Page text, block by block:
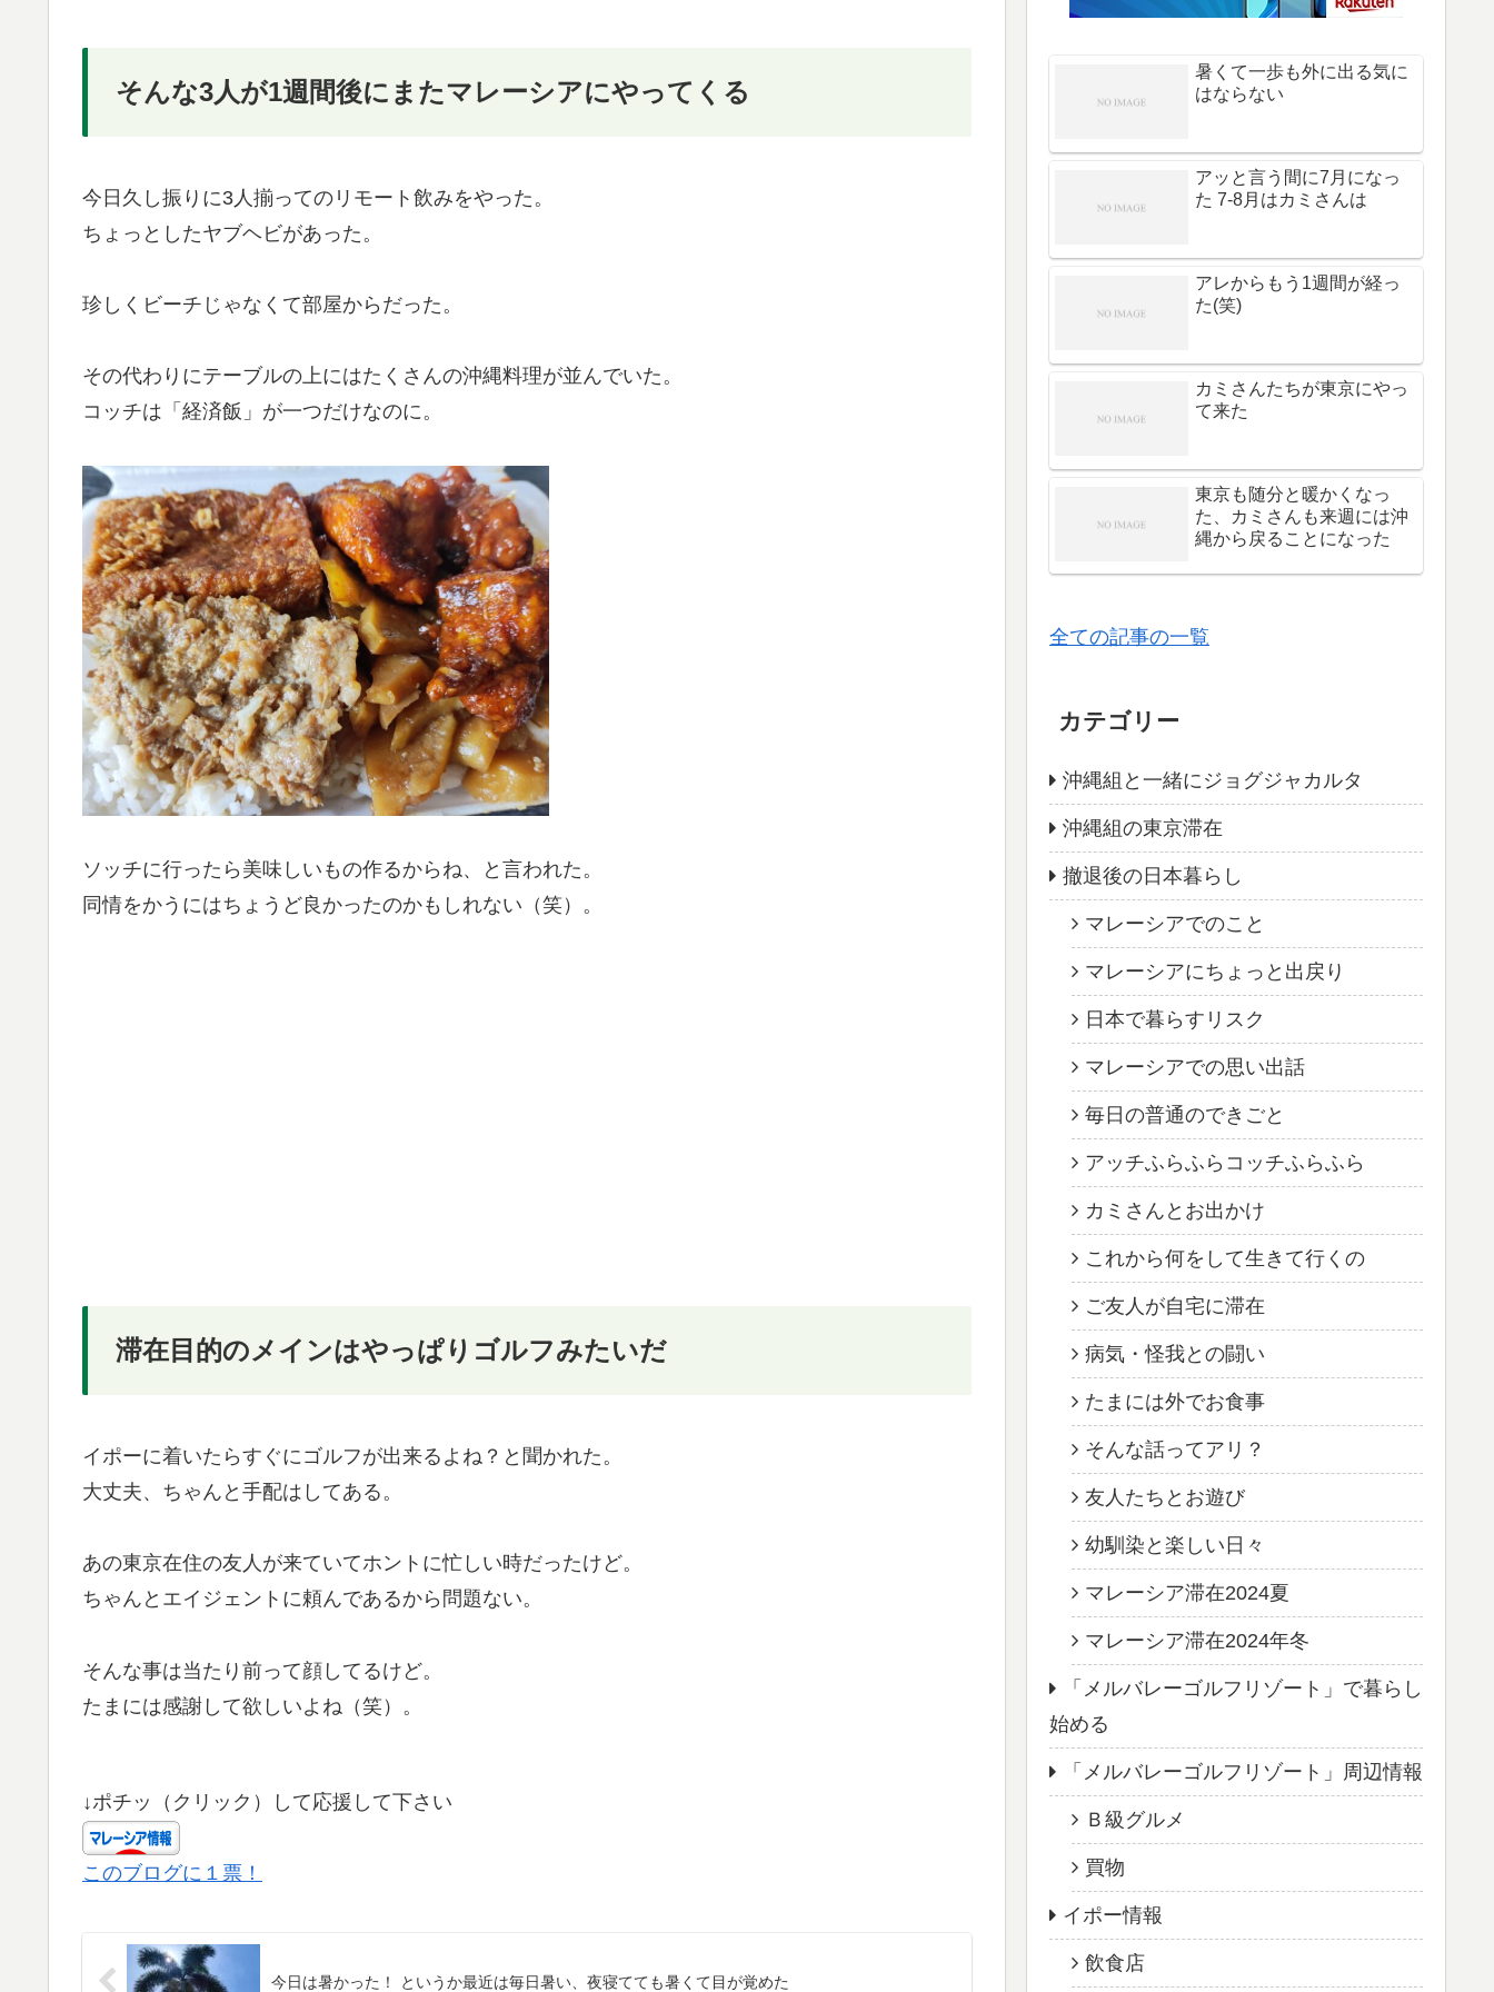
そんな3人が1週間後にまたマレーシアにやってくる
今日久し振りに3人揃ってのリモート飲みをやった。
ちょっとしたヤブヘビがあった。
珍しくビーチじゃなくて部屋からだった。
その代わりにテーブルの上にはたくさんの沖縄料理が並んでいた。
コッチは「経済飯」が一つだけなのに。
ソッチに行ったら美味しいもの作るからね、と言われた。
同情をかうにはちょうど良かったのかもしれない（笑）。
滞在目的のメインはやっぱりゴルフみたいだ
イポーに着いたらすぐにゴルフが出来るよね？と聞かれた。
大丈夫、ちゃんと手配はしてある。
あの東京在住の友人が来ていてホントに忙しい時だったけど。
ちゃんとエイジェントに頼んであるから問題ない。
そんな事は当たり前って顔してるけど。
たまには感謝して欲しいよね（笑）。
↓ポチッ（クリック）して応援して下さい
このブログに１票！
今日は暑かった！ というか最近は毎日暑い、夜寝てても暑くて目が覚めた
暑くて一歩も外に出る気に
はならない
アッと言う間に7月になっ
た 7-8月はカミさんは
アレからもう1週間が経っ
た(笑)
カミさんたちが東京にやっ
て来た
東京も随分と暖かくなっ
た、カミさんも来週には沖
縄から戻ることになった
全ての記事の一覧
カテゴリー
沖縄組と一緒にジョグジャカルタ
沖縄組の東京滞在
撤退後の日本暮らし
マレーシアでのこと
マレーシアにちょっと出戻り
日本で暮らすリスク
マレーシアでの思い出話
毎日の普通のできごと
アッチふらふらコッチふらふら
カミさんとお出かけ
これから何をして生きて行くの
ご友人が自宅に滞在
病気・怪我との闘い
たまには外でお食事
そんな話ってアリ？
友人たちとお遊び
幼馴染と楽しい日々
マレーシア滞在2024夏
マレーシア滞在2024年冬
「メルバレーゴルフリゾート」で暮らし
始める
「メルバレーゴルフリゾート」周辺情報
Ｂ級グルメ
買物
イポー情報
飲食店